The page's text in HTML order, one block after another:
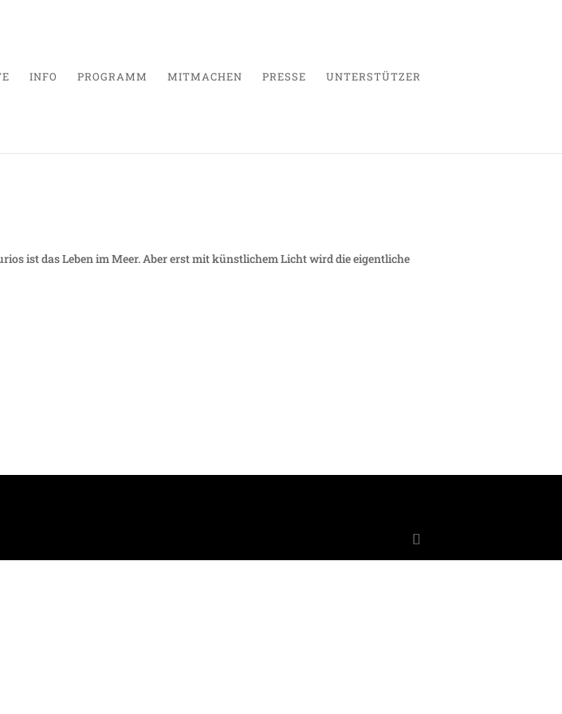
INFO PROGRAMM MITMACHEN PRESSE UNTERSTÜTZER
ist das Leben im Meer. Aber erst mit künstlichem Licht wird die eigentliche